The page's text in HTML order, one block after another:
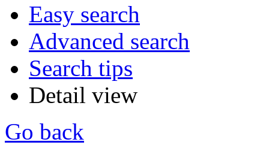
Easy search
Advanced search
Search tips
Detail view
Go back